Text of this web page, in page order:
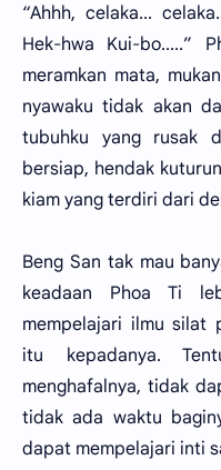
“Ahhh, celaka...
Hek-hwa Kui-bo.....”
meramkan mata,
nyawaku tidak akan
tubuhku yang rusak
bersiap, hendak
kiam yang terdiri dari
Beng San tak mau
keadaan Phoa Ti
mempelajari ilmu silat
itu kepadanya.
menghafalnya, tidak
tidak ada waktu
dapat mempelajari inti